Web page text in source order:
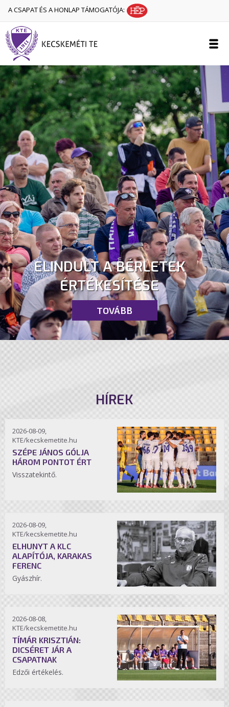
A CSAPAT ÉS A HONLAP TÁMOGATÓJA:
ELINDULT A BÉRLETEK
ÉRTÉKESÍTÉSE
TOVÁBB
HÍREK
2026-08-09,
KTE/kecskemetite.hu
SZÉPE JÁNOS GÓLJA
HÁROM PONTOT ÉRT
Visszatekintő.
2026-08-09,
KTE/kecskemetite.hu
ELHUNYT A KLC
ALAPÍTÓJA, KARAKAS
FERENC
Gyászhír.
2026-08-08,
KTE/kecskemetite.hu
TÍMÁR KRISZTIÁN:
DICSÉRET JÁR A
CSAPATNAK
Edzői értékelés.